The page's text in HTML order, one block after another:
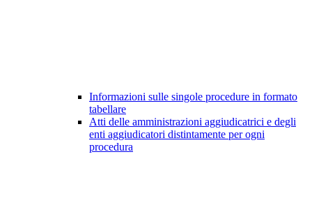
Informazioni sulle singole procedure in formato
tabellare
Atti delle amministrazioni aggiudicatrici e degli
enti aggiudicatori distintamente per ogni
procedura